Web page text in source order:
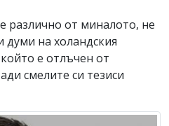
различно от миналото, не
думи на холандския
е отлъчен от
смелите си тезиси